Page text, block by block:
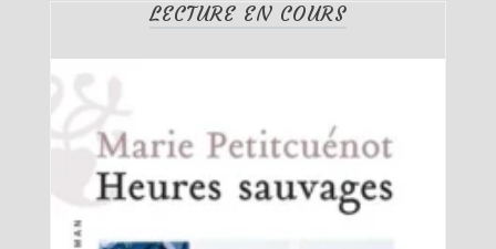
LECTURE EN COURS